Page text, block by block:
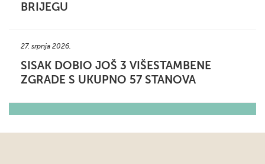
BRIJEGU
27. srpnja 2026.
SISAK DOBIO JOŠ 3 VIŠESTAMBENE
ZGRADE S UKUPNO 57 STANOVA